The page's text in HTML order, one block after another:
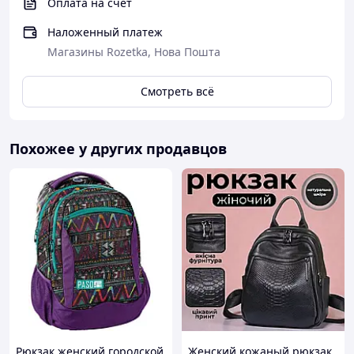
Наложенный платеж
Магазины Rozetka, Нова Пошта
Смотреть всё
Похожее у других продавцов